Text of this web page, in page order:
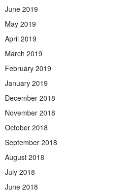
June 2019
May 2019
April 2019
March 2019
February 2019
January 2019
December 2018
November 2018
October 2018
September 2018
August 2018
July 2018
June 2018